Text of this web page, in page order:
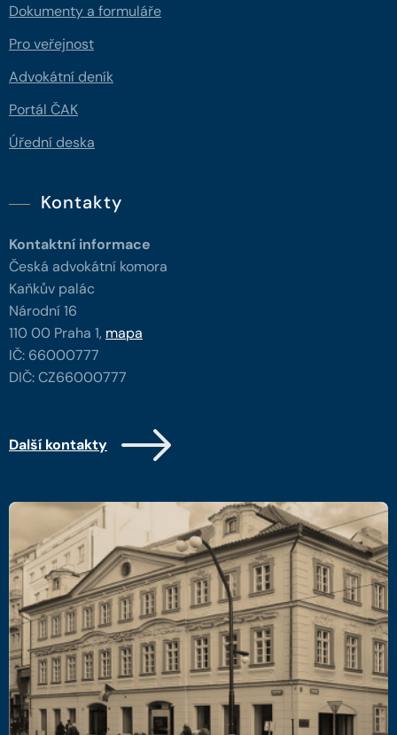
Dokumenty a formuláře
Pro veřejnost
Advokátní deník
Portál ČAK
Úřední deska
Kontakty
Kontaktní informace
Česká advokátní komora
Kaňkův palác
Národní 16
110 00 Praha 1, mapa
IČ: 66000777
DIČ: CZ66000777
Další kontakty